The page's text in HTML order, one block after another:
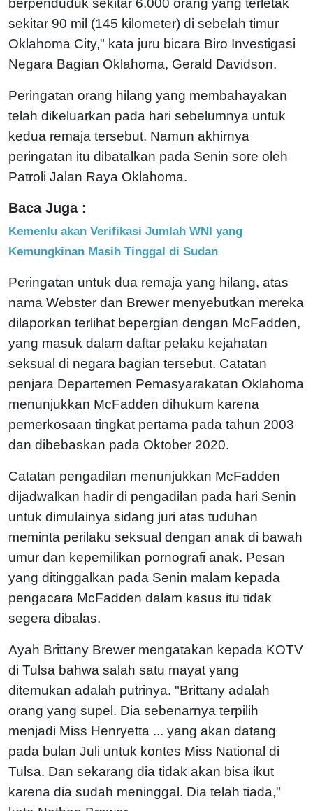
berpenduduk sekitar 6.000 orang yang terletak
sekitar 90 mil (145 kilometer) di sebelah timur
Oklahoma City," kata juru bicara Biro Investigasi
Negara Bagian Oklahoma, Gerald Davidson.
Peringatan orang hilang yang membahayakan
telah dikeluarkan pada hari sebelumnya untuk
kedua remaja tersebut. Namun akhirnya
peringatan itu dibatalkan pada Senin sore oleh
Patroli Jalan Raya Oklahoma.
Baca Juga :
Kemenlu akan Verifikasi Jumlah WNI yang
Kemungkinan Masih Tinggal di Sudan
Peringatan untuk dua remaja yang hilang, atas
nama Webster dan Brewer menyebutkan mereka
dilaporkan terlihat bepergian dengan McFadden,
yang masuk dalam daftar pelaku kejahatan
seksual di negara bagian tersebut. Catatan
penjara Departemen Pemasyarakatan Oklahoma
menunjukkan McFadden dihukum karena
pemerkosaan tingkat pertama pada tahun 2003
dan dibebaskan pada Oktober 2020.
Catatan pengadilan menunjukkan McFadden
dijadwalkan hadir di pengadilan pada hari Senin
untuk dimulainya sidang juri atas tuduhan
meminta perilaku seksual dengan anak di bawah
umur dan kepemilikan pornografi anak. Pesan
yang ditinggalkan pada Senin malam kepada
pengacara McFadden dalam kasus itu tidak
segera dibalas.
Ayah Brittany Brewer mengatakan kepada KOTV
di Tulsa bahwa salah satu mayat yang
ditemukan adalah putrinya. "Brittany adalah
orang yang supel. Dia sebenarnya terpilih
menjadi Miss Henryetta ... yang akan datang
pada bulan Juli untuk kontes Miss National di
Tulsa. Dan sekarang dia tidak akan bisa ikut
karena dia sudah meninggal. Dia telah tiada,"